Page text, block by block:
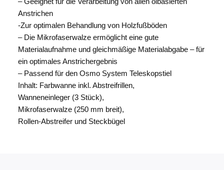
Anstrichen
-Zur optimalen Behandlung von Holzfußböden
– Die Mikrofaserwalze ermöglicht eine gute
Materialaufnahme und gleichmäßige Materialabgabe – für
ein optimales Anstrichergebnis
– Passend für den Osmo System Teleskopstiel
Inhalt: Farbwanne inkl. Abstreifrillen,
Wanneneinleger (3 Stück),
Mikrofaserwalze (250 mm breit),
Rollen-Abstreifer und Steckbügel